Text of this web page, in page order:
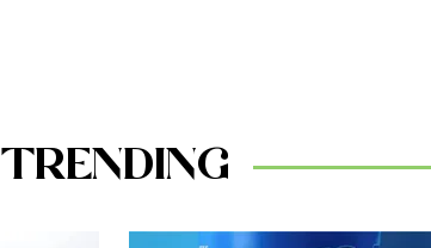
TRENDING